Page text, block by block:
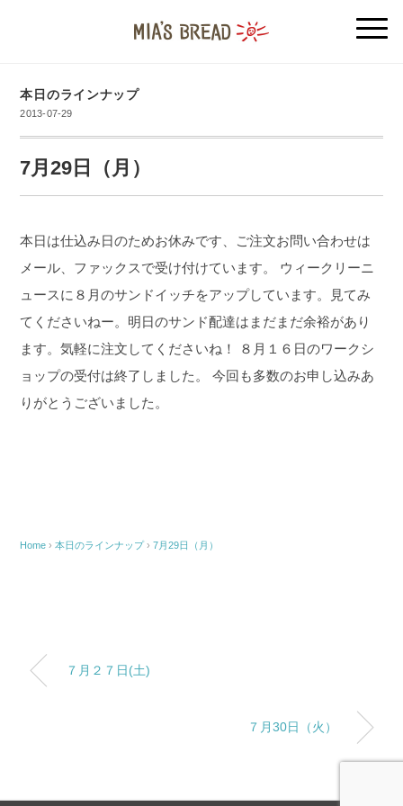
本日のラインナップ
2013-07-29
7月29日（月）
本日は仕込み日のためお休みです、ご注文お問い合わせは
メール、ファックスで受け付けています。
ウィークリーニ
ュースに８月のサンドイッチをアップしています。見てみ
てくださいねー。明日のサンド配達はまだまだ余裕があり
ます。気軽に注文してくださいね！
８月１６日のワークシ
ョップの受付は終了しました。
今回も多数のお申し込みあ
りがとうございました。
Home ›本日のラインナップ ›7月29日（月）
７月２７日(土)
７月30日（火）